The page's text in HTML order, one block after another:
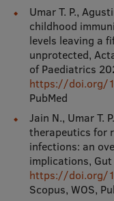
Umar T. P.,
childhood
levels leaving a
unprotected,
of Paediatrics
https://doi.org/
PubMed
Jain N., Umar T.
therapeutics for
infections: an
implications,
https://doi.org/
Scopus, WOS,